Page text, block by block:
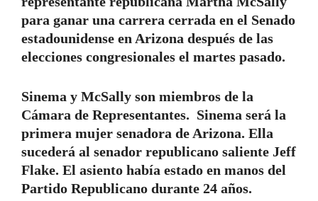
para ganar una carrera cerrada en el Senado
estadounidense en Arizona después de las
elecciones congresionales el martes pasado.
Sinema y McSally son miembros de la
Cámara de Representantes. Sinema será la
primera mujer senadora de Arizona. Ella
sucederá al senador republicano saliente Jeff
Flake. El asiento había estado en manos del
Partido Republicano durante 24 años.